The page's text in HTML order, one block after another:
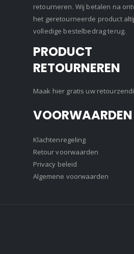
retourneren. Wij betalen na
het geretourneerde product
volledige bestelbedrag terug.
PRODUCT
RETOURNEREN
Maak hier gratis uw
VOORWAARDEN
Klachtenregeling
Retour voorwaarden
Privacy beleid
Algemene voorwaarden